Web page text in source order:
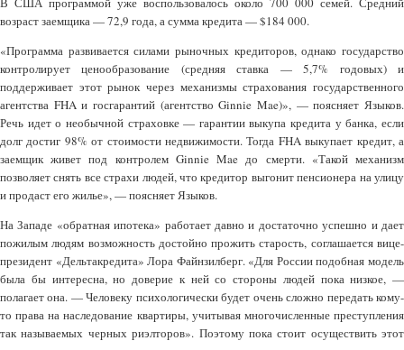
возраст заемщика — 72,9 года, а сумма кредита — $184 000.
«Программа развивается силами рыночных кредиторов, однако государство
контролирует ценообразование (средняя ставка — 5,7% годовых) и
поддерживает этот рынок через механизмы страхования государственного
агентства FHA и госгарантий (агентство Ginnie Mae)», — поясняет Языков.
Речь идет о необычной страховке — гарантии выкупа кредита у банка, если
долг достиг 98% от стоимости недвижимости. Тогда FHA выкупает кредит, а
заемщик живет под контролем Ginnie Mae до смерти. «Такой механизм
позволяет снять все страхи людей, что кредитор выгонит пенсионера на улицу
и продаст его жилье», — поясняет Языков.
На Западе «обратная ипотека» работает давно и достаточно успешно и дает
пожилым людям возможность достойно прожить старость, соглашается вице-
президент «Дельтакредита» Лора Файнзилберг. «Для России подобная модель
была бы интересна, но доверие к ней со стороны людей пока низкое, —
полагает она. — Человеку психологически будет очень сложно передать кому-
то права на наследование квартиры, учитывая многочисленные преступления
так называемых черных риэлторов». Поэтому пока стоит осуществить этот